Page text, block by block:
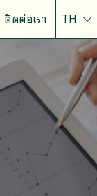
ติดต่อเรา TH